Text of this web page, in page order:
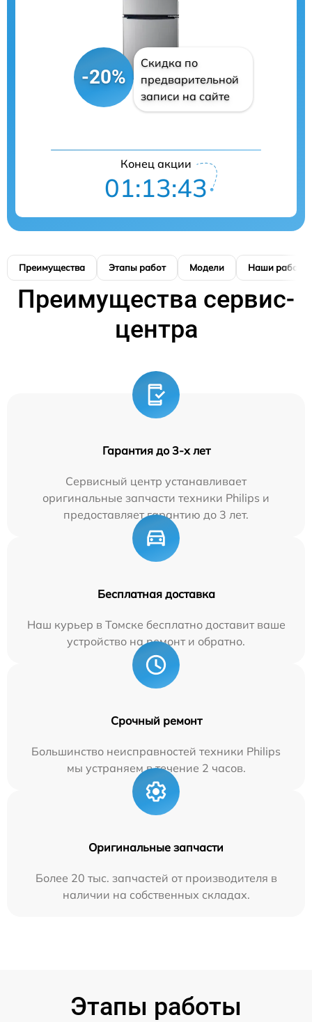
-20%
Скидка по
предварительной
записи на сайте
Конец акции
01:13:42
Преимущества Этапы работ Модели Наши работы
Преимущества сервис-
центра
Гарантия до 3-х лет
Сервисный центр устанавливает
оригинальные запчасти техники Philips и
предоставляет гарантию до 3 лет.
Бесплатная доставка
Наш курьер в Томске бесплатно доставит ваше
устройство на ремонт и обратно.
Срочный ремонт
Большинство неисправностей техники Philips
мы устраняем в течение 2 часов.
Оригинальные запчасти
Более 20 тыс. запчастей от производителя в
наличии на собственных складах.
Этапы работы